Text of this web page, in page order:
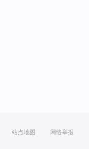
站点地图 网络举报